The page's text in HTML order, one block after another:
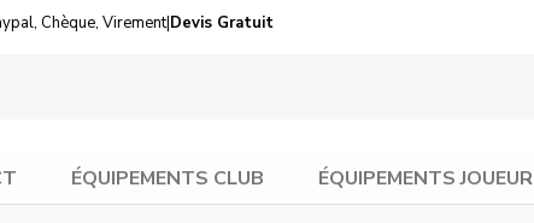
Chèque, Virement|Devis Gratuit
ÉQUIPEMENTS CLUB ÉQUIPEMENTS JOUEUR